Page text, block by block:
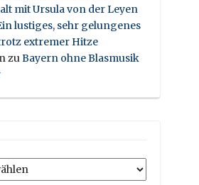
mit Ursula von der Leyen
lustiges, sehr gelungenes
extremer Hitze
zu Bayern ohne Blasmusik